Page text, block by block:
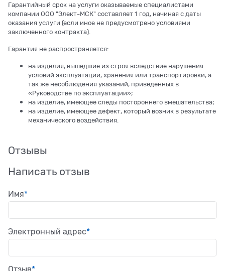
Гарантийный срок на услуги оказываемые специалистами
компании ООО "Элект-МСК" составляет 1 год, начиная с даты
оказания услуги (если иное не предусмотрено условиями
заключенного контракта).
Гарантия не распространяется:
на изделия, вышедшие из строя вследствие нарушения
условий эксплуатации, хранения или транспортировки, а
так же несоблюдения указаний, приведенных в
«Руководстве по эксплуатации»;
на изделие, имеющее следы постороннего вмешательства;
на изделие, имеющее дефект, который возник в результате
механического воздействия.
Отзывы
Написать отзыв
Имя
Электронный адрес